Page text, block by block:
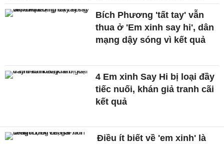
Bích Phương 'tất tay' vẫn
thua ở 'Em xinh say hi', dân
mạng dậy sóng vì kết quả
4 Em xinh Say Hi bị loại đầy
tiếc nuối, khán giả tranh cãi
kết quả
Điều ít biết về 'em xinh' là